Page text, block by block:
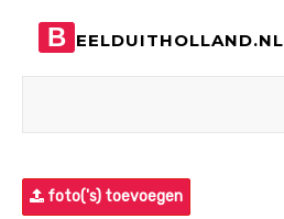
B EELDUITHOLLAND.NL
foto('s) toevoegen